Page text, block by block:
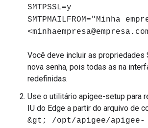
SMTPSSL=y
SMTPMAILFROM="Minha
Você deve incluir as propriedades
nova senha, pois todas as na
redefinidas.
Use o utilitário apigee-setup para
IU do Edge a partir do arquivo de
&gt; /opt/apigee/apigee-